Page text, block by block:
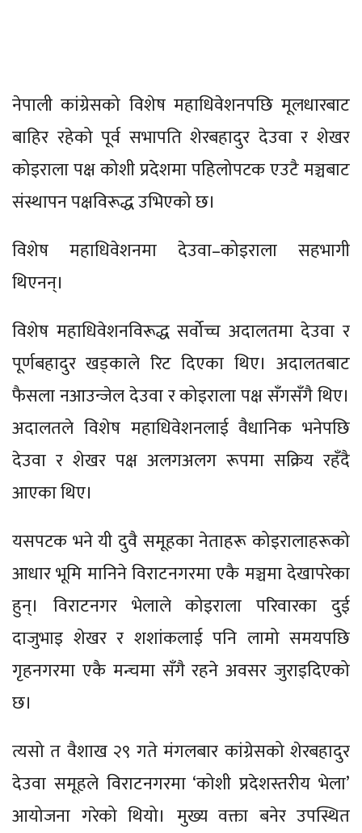
नेपाली कांग्रेसको विशेष महाधिवेशनपछि मूलधारबाट
बाहिर रहेको पूर्व सभापति शेरबहादुर देउवा र शेखर
कोइराला पक्ष कोशी प्रदेशमा पहिलोपटक एउटै मञ्चबाट
संस्थापन पक्षविरूद्ध उभिएको छ।
विशेष महाधिवेशनमा देउवा–कोइराला सहभागी
थिएनन्।
विशेष महाधिवेशनविरूद्ध सर्वोच्च अदालतमा देउवा र
पूर्णबहादुर खड्काले रिट दिएका थिए। अदालतबाट
फैसला नआउन्जेल देउवा र कोइराला पक्ष सँगसँगै थिए।
अदालतले विशेष महाधिवेशनलाई वैधानिक भनेपछि
देउवा र शेखर पक्ष अलगअलग रूपमा सक्रिय रहँदै
आएका थिए।
यसपटक भने यी दुवै समूहका नेताहरू कोइरालाहरूको
आधार भूमि मानिने विराटनगरमा एकै मञ्चमा देखापरेका
हुन्। विराटनगर भेलाले कोइराला परिवारका दुई
दाजुभाइ शेखर र शशांकलाई पनि लामो समयपछि
गृहनगरमा एकै मन्चमा सँगै रहने अवसर जुराइदिएको
छ।
त्यसो त वैशाख २९ गते मंगलबार कांग्रेसको शेरबहादुर
देउवा समूहले विराटनगरमा ‘कोशी प्रदेशस्तरीय भेला’
आयोजना गरेको थियो। मुख्य वक्ता बनेर उपस्थित